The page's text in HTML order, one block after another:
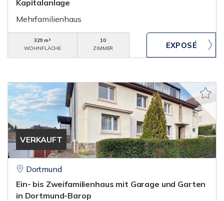
Kapitalanlage
Mehrfamilienhaus
329 m²
WOHNFLÄCHE
10
ZIMMER
VERKAUFT
Dortmund
Ein- bis Zweifamilienhaus mit Garage und Garten
in Dortmund-Barop